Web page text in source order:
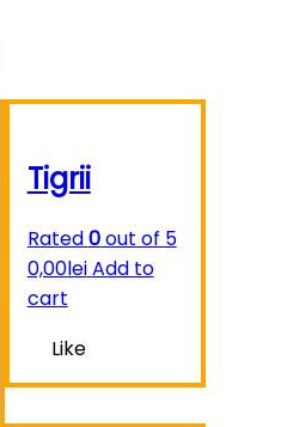
Tigrii
Rated0out of 5
0,00leiAdd to
cart
Like